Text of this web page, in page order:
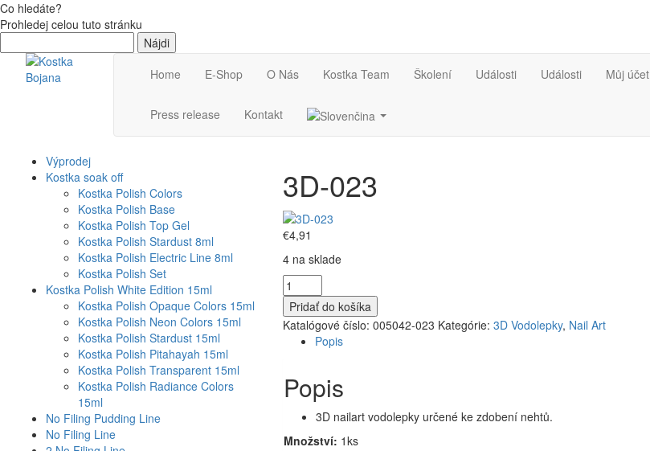
Co hledáte?
Prohledej celou tuto stránku
Home E-Shop O Nás Kostka Team Školení Události Události Můj účet
Press release Kontakt
Výprodej
Kostka soak off
Kostka Polish Colors
Kostka Polish Base
Kostka Polish Top Gel
Kostka Polish Stardust 8ml
Kostka Polish Electric Line 8ml
Kostka Polish Set
Kostka Polish White Edition 15ml
Kostka Polish Opaque Colors 15ml
Kostka Polish Neon Colors 15ml
Kostka Polish Stardust 15ml
Kostka Polish Pitahayah 15ml
Kostka Polish Transparent 15ml
Kostka Polish Radiance Colors
15ml
No Filing Pudding Line
No Filing Line
3D-023
€4,91
4 na sklade
množstvo
3D-
023
Pridať do košíka
Katalógové číslo: 005042-023 Kategórie: 3D Vodolepky, Nail Art
Popis
Popis
3D nailart vodolepky určené ke zdobení nehtů.
Množství: 1ks